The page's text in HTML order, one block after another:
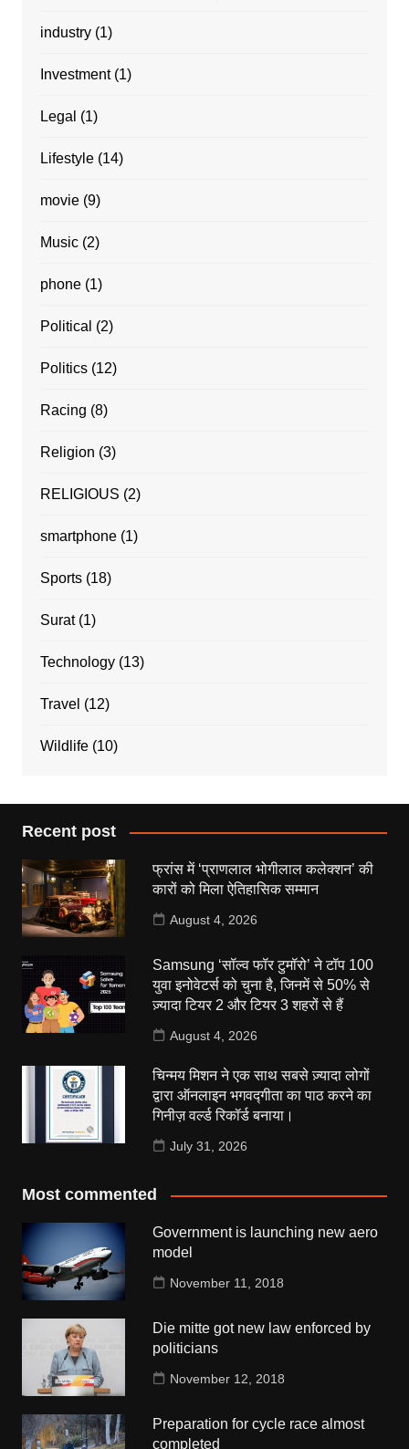
industry(1)
Investment(1)
Legal (1)
Lifestyle(14)
movie(9)
Music(2)
phone(1)
Political (2)
Politics(12)
Racing (8)
Religion (3)
RELIGIOUS (2)
smartphone(1)
Sports(18)
Surat(1)
Technology(13)
Travel (12)
Wildlife(10)
Recent post
फ्रांस में ‘प्राणलाल भोगीलाल कलेक्शन’ की
कारों को मिला ऐतिहासिक सम्मान
August 4, 2026
Samsung ‘सॉल्व फॉर टुमॉरो’ ने टॉप 100
युवा इनोवेटर्स को चुना है, जिनमें से 50% से
ज़्यादा टियर 2 और टियर 3 शहरों से हैं
August 4, 2026
चिन्मय मिशन ने एक साथ सबसे ज़्यादा लोगों
द्वारा ऑनलाइन भगवद्गीता का पाठ करने का
गिनीज़ वर्ल्ड रिकॉर्ड बनाया।
July 31, 2026
Most commented
Government is launching new aero
model
November 11, 2018
Die mitte got new law enforced by
politicians
November 12, 2018
Preparation for cycle race almost
completed